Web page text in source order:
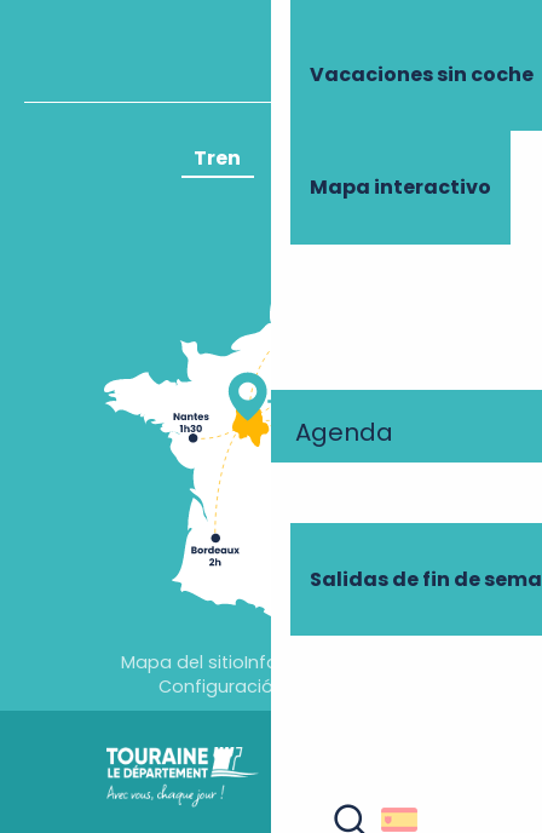
Vacaciones sin coche
Mapa interactivo
Agenda
Salidas de fin de
Tren
Mapa del sitioInformación jurídica
Configuración de cookies